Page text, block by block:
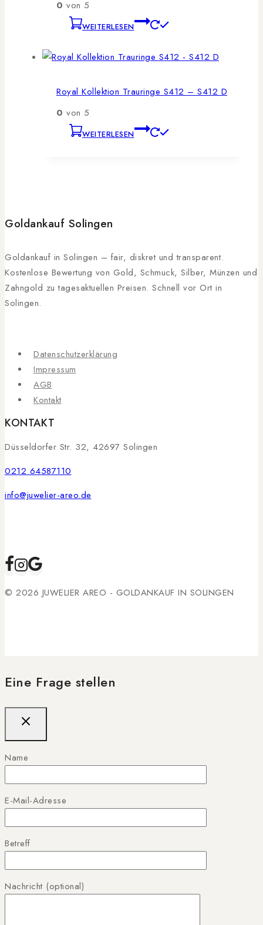
0 von 5
WEITERLESEN
Royal Kollektion Trauringe S412 – S412 D
0 von 5
WEITERLESEN
Goldankauf Solingen
Goldankauf in Solingen – fair, diskret und transparent.
Kostenlose Bewertung von Gold, Schmuck, Silber, Münzen und
Zahngold zu tagesaktuellen Preisen. Schnell vor Ort in
Solingen.
Datenschutzerklärung
Impressum
AGB
Kontakt
KONTAKT
Düsseldorfer Str. 32, 42697 Solingen
0212 64587110
info@juwelier-areo.de
© 2026 JUWELIER AREO - GOLDANKAUF IN SOLINGEN
Eine Frage stellen
Name
E-Mail-Adresse
Betreff
Nachricht (optional)